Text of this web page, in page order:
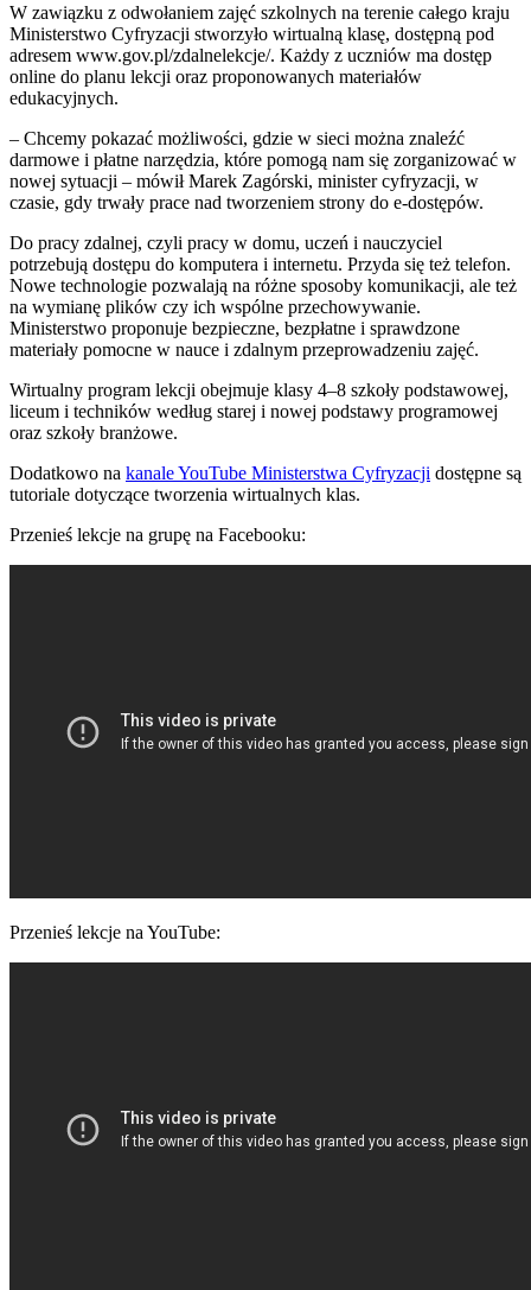
W zawiązku z odwołaniem zajęć szkolnych na terenie całego kraju
Ministerstwo Cyfryzacji stworzyło wirtualną klasę, dostępną pod
adresem www.gov.pl/zdalnelekcje/. Każdy z uczniów ma dostęp
online do planu lekcji oraz proponowanych materiałów
edukacyjnych.
– Chcemy pokazać możliwości, gdzie w sieci można znaleźć
darmowe i płatne narzędzia, które pomogą nam się zorganizować w
nowej sytuacji – mówił Marek Zagórski, minister cyfryzacji, w
czasie, gdy trwały prace nad tworzeniem strony do e-dostępów.
Do pracy zdalnej, czyli pracy w domu, uczeń i nauczyciel
potrzebują dostępu do komputera i internetu. Przyda się też telefon.
Nowe technologie pozwalają na różne sposoby komunikacji, ale też
na wymianę plików czy ich wspólne przechowywanie.
Ministerstwo proponuje bezpieczne, bezpłatne i sprawdzone
materiały pomocne w nauce i zdalnym przeprowadzeniu zajęć.
Wirtualny program lekcji obejmuje klasy 4–8 szkoły podstawowej,
liceum i techników według starej i nowej podstawy programowej
oraz szkoły branżowe.
Dodatkowo na kanale YouTube Ministerstwa Cyfryzacji dostępne są
tutoriale dotyczące tworzenia wirtualnych klas.
Przenieś lekcje na grupę na Facebooku:
Przenieś lekcje na YouTube: